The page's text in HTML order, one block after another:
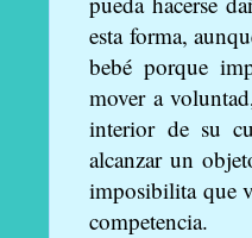
esta forma,
bebé porque
mover a
interior de su
alcanzar un
imposibilita que
competencia.